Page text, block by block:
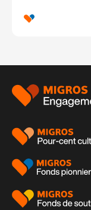
Pied
page